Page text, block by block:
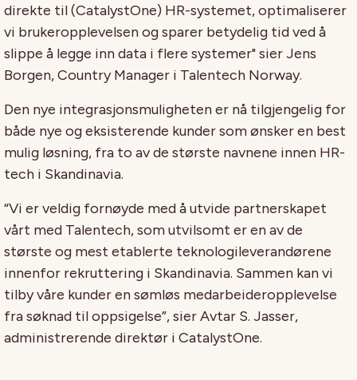
direkte til (CatalystOne) HR-systemet, optimaliserer
vi brukeropplevelsen og sparer betydelig tid ved å
slippe å legge inn data i flere systemer" sier Jens
Borgen, Country Manager i Talentech Norway.
Den nye integrasjonsmuligheten er nå tilgjengelig for
både nye og eksisterende kunder som ønsker en best
mulig løsning, fra to av de største navnene innen HR-
tech i Skandinavia.
“Vi er veldig fornøyde med å utvide partnerskapet
vårt med Talentech, som utvilsomt er en av de
største og mest etablerte teknologileverandørene
innenfor rekruttering i Skandinavia. Sammen kan vi
tilby våre kunder en sømløs medarbeideropplevelse
fra søknad til oppsigelse”, sier Avtar S. Jasser,
administrerende direktør i CatalystOne.